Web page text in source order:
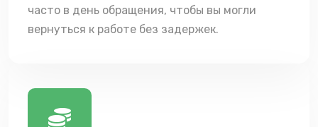
часто в день обращения, чтобы вы могли
вернуться к работе без задержек.